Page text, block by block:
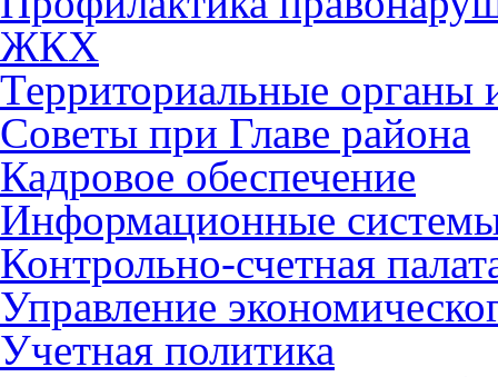
ЖКХ
Территориальные органы
Советы при Главе района
Кадровое обеспечение
Информационные
Контрольно-счетная
Управление
Учетная политика